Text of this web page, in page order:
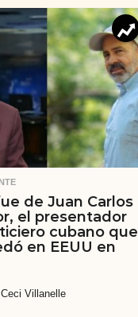
de Juan Carlos
el presentador
cubano que
en EEUU en
Ceci Villanelle